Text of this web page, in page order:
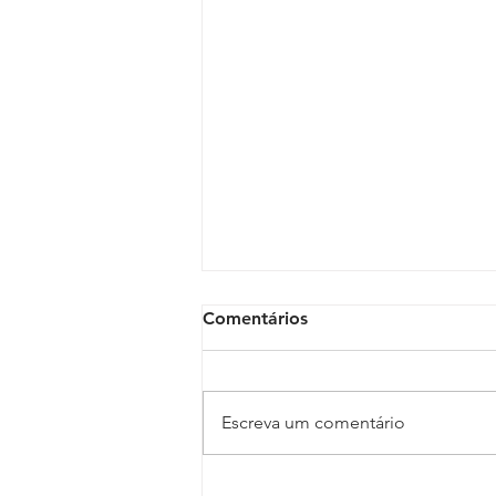
Comentários
Escreva um comentário